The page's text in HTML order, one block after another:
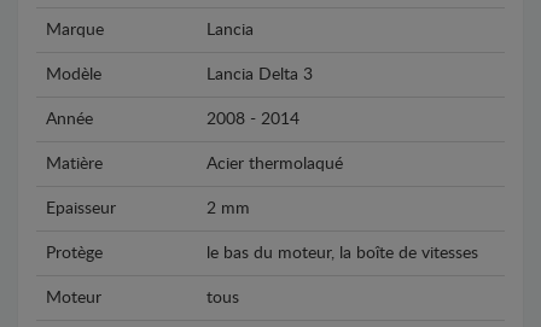
Marque Lancia
Modèle Lancia Delta 3
Année 2008 - 2014
Matière Acier thermolaqué
Epaisseur 2 mm
Protège le bas du moteur, la boîte de vitesses
Moteur tous